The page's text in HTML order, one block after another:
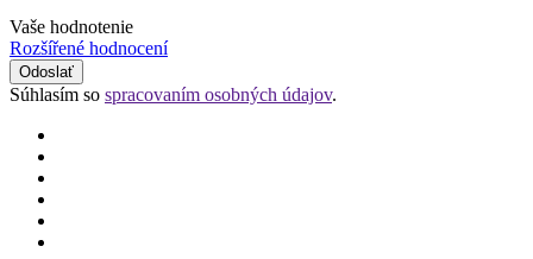
Vaše hodnotenie
Rozšířené hodnocení
Odoslať
Súhlasím so spracovaním osobných údajov.